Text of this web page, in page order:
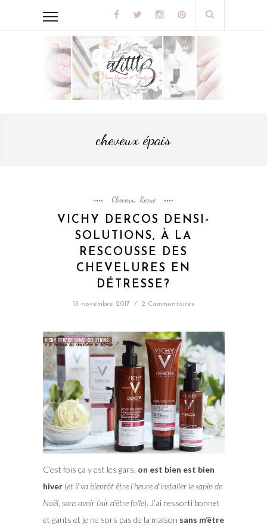
cheveux épais
Cheveux, Revue
VICHY DERCOS DENSI-
SOLUTIONS, À LA
RESCOUSSE DES
CHEVELURES EN
DÉTRESSE?
13 novembre 2017 / 2 Commentaires
C’est fois ça y est les gars, on est bien est bien
hiver(et il va bientôt être l’heure d’installer le sapin de
Noël, sans avoir l’air d’être folle). J’ai ressorti bonnet
et gants et je ne sors pas de la maison sans m’être